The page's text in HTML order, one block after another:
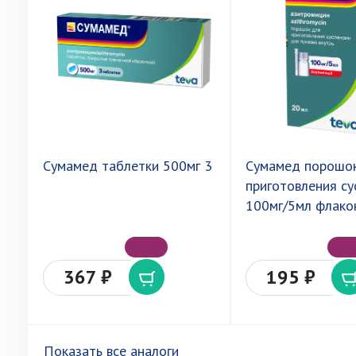
Сумамед таблетки 500мг 3
367 ₽
Сумамед
приготовления
100мг/5мл
195 ₽
Показать все аналоги